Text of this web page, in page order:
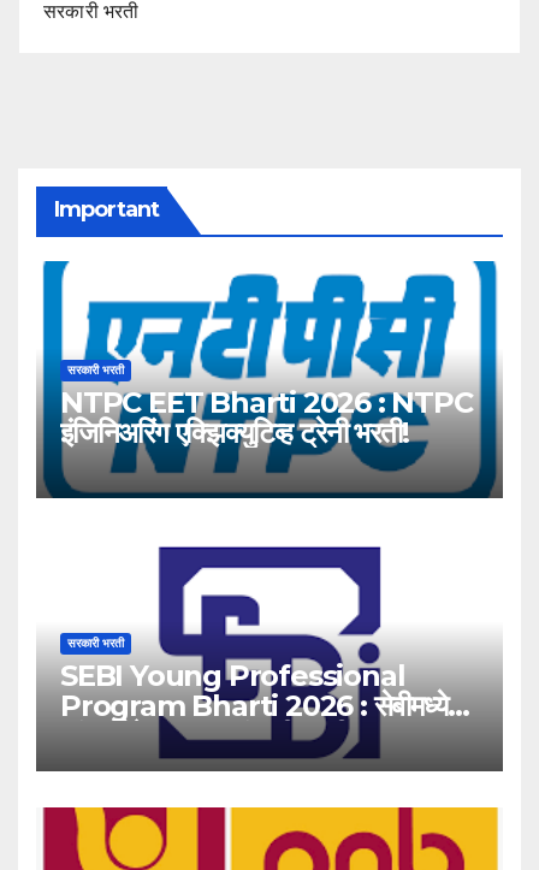
सरकारी भरती
Important
सरकारी भरती
NTPC EET Bharti 2026 : NTPC
इंजिनिअरिंग एक्झिक्युटिव्ह ट्रेनी भरती!
सरकारी भरती
SEBI Young Professional
Program Bharti 2026 : सेबीमध्ये
‘यंग प्रोफेशनल’ पदांसाठी भरती!